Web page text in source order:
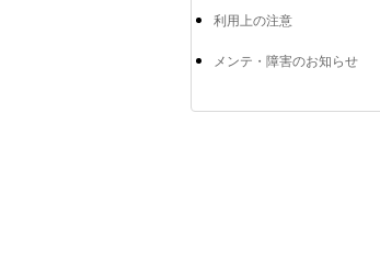
利用上の注意
メンテ・障害のお知らせ